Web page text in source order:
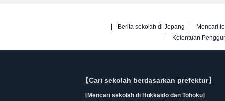
Berita sekolah di Jepang Mencari
Ketentuan
【Cari sekolah berdasarkan prefektur】
[Mencari sekolah di Hokkaido dan Tohoku]